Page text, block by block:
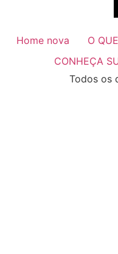
Home nova O
CONHEÇA
Todos os